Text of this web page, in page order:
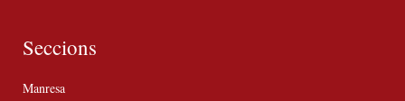
Seccions
Manresa